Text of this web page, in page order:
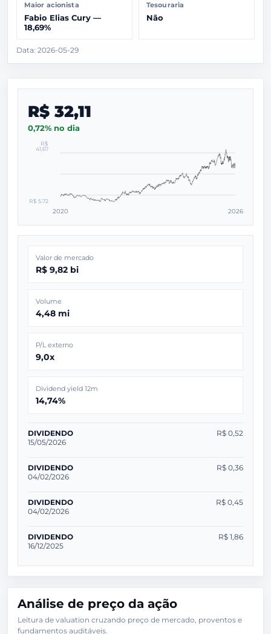
Maior acionista
Fabio Elias Cury —
18,69%
Tesouraria
Não
Data: 2026-05-29
R$ 32,11
0,72% no dia
R$
41,67
R$ 5,72
2020 2026
Valor de mercado
R$ 9,82 bi
Volume
4,48 mi
P/L externo
9,0x
Dividend yield 12m
14,74%
DIVIDENDO
15/05/2026
R$ 0,52
DIVIDENDO
04/02/2026
R$ 0,36
DIVIDENDO
04/02/2026
R$ 0,45
DIVIDENDO
16/12/2025
R$ 1,86
Análise de preço da ação
Leitura de valuation cruzando preço de mercado, proventos e